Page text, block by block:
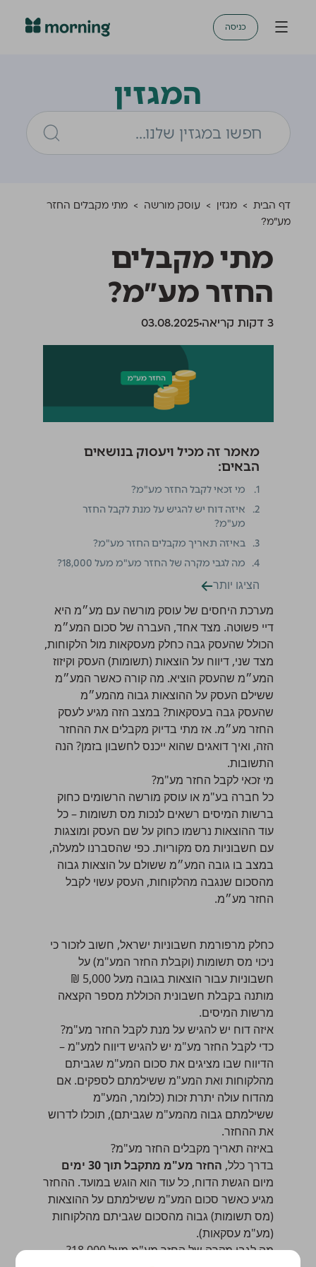
כניסה
המגזין
דף הבית > מגזין > עוסק מורשה > מתי מקבלים החזר
מע״מ?
מתי מקבלים
החזר מע״מ?
‫3 דקות קריאה 03.08.2025
מאמר זה מכיל ויעסוק בנושאים
הבאים:
1.
מי זכאי לקבל החזר מע"מ?
2.
איזה דוח יש להגיש על מנת לקבל החזר
מע"מ?
3.
באיזה תאריך מקבלים החזר מע"מ?
4.
מה לגבי מקרה של החזר מע"מ מעל 18,000?
הציגו יותר
מערכת היחסים שלעוסק מורשה עם מע״מ היא
דיי פשוטה. מצד אחד, העברה של סכום המע״מ
הכולל שהעסק גבה כחלק מעסקאות מול הלקוחות,
מצד שני, דיווח על הוצאות (תשומות) העסק וקיזוז
המע״מ שהעסק הוציא. מה קורה כאשר המע״מ
ששילם העסק על ההוצאות גבוה מהמע״מ
שהעסק גבה בעסקאות? במצב הזה מגיע לעסק
החזר מע״מ. אז מתי בדיוק מקבלים את ההחזר
הזה, ואיך דואגים שהוא ייכנס לחשבון בזמן? הנה
התשובות.
מי זכאי לקבל החזר מע"מ?
כל חברה בע"מ או עוסק מורשה הרשומים כחוק
ברשות המיסים רשאים לנכות מס תשומות– כל
עוד ההוצאות נרשמו כחוק על שם העסק ומוצגות
עם חשבוניות מס מקוריות. כפי שהסברנו למעלה,
במצב בו גובה המע״מ ששולם על הוצאות גבוה
מהסכום שנגבה מהלקוחות, העסק עשוי לקבל
החזר מע״מ.
כחלק מרפורמת חשבוניות ישראל, חשוב לזכור כי
ניכוי מס תשומות (וקבלת החזר המע"מ) על
חשבוניות עבור הוצאות בגובה מעל 5,000 ₪
מותנה בקבלת חשבונית הכוללת מספר הקצאה
מרשות המיסים.
איזה דוח יש להגיש על מנת לקבל החזר מע"מ?
כדי לקבל החזר מע"מ יש להגיש דיווח למע"מ –
הדיווח שבו מציגים את סכום המע"מ שגביתם
מהלקוחות ואת המע"מ ששילמתם לספקים. אם
מהדוח עולה יתרת זכות (כלומר, המע"מ
ששילמתם גבוה מהמע"מ שגביתם), תוכלו לדרוש
את ההחזר.
באיזה תאריך מקבלים החזר מע"מ?
בדרך כלל, החזר מע"מ מתקבל תוך 30 ימים
מיום הגשת הדוח, כל עוד הוא הוגש במועד. ההחזר
מגיע כאשר סכום המע"מ ששילמתם על ההוצאות
(מס תשומות) גבוה מהסכום שגביתם מהלקוחות
(מע"מ עסקאות).
מה לגבי מקרה של החזר מע"מ מעל 18,000?